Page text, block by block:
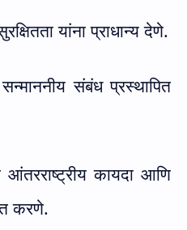
यांना प्राधान्य देणे.
सन्माननीय संबंध प्रस्थापित
आंतरराष्ट्रीय कायदा आणि
करणे.